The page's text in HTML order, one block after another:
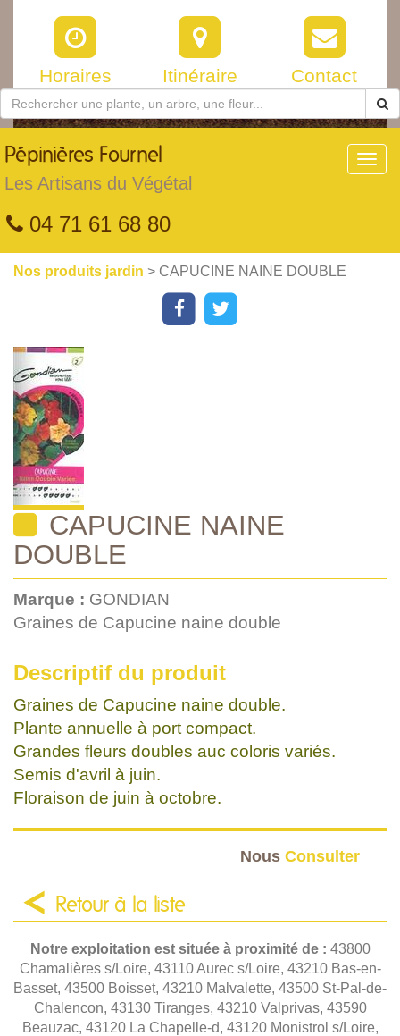
Horaires Itinéraire Contact
Pépinières Fournel
Les Artisans du Végétal
04 71 61 68 80
Nos produits jardin > CAPUCINE NAINE DOUBLE
CAPUCINE NAINE
DOUBLE
Marque : GONDIAN
Graines de Capucine naine double
Descriptif du produit
Graines de Capucine naine double.
Plante annuelle à port compact.
Grandes fleurs doubles auc coloris variés.
Semis d'avril à juin.
Floraison de juin à octobre.
Nous Consulter
Retour à la liste
Notre exploitation est située à proximité de : 43800
Chamalières s/Loire, 43110 Aurec s/Loire, 43210 Bas-en-
Basset, 43500 Boisset, 43210 Malvalette, 43500 St-Pal-de-
Chalencon, 43130 Tiranges, 43210 Valprivas, 43590
Beauzac, 43120 La Chapelle-d, 43120 Monistrol s/Loire,